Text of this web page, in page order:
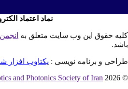
نماد اعتماد
حقوق این وب سایت متعلق بهانجمن
و برنامه نویسی : یکتاوب افزار
©
and Photonics Society of Iran